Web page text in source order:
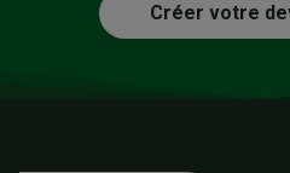
Créer votre